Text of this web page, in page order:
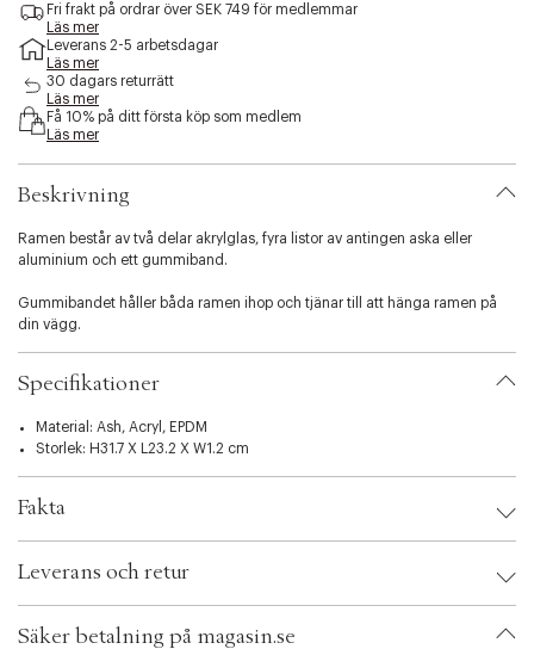
s
i
b
l
t
.
a
r
a
t
i
o
n
l
e
t
i
n
Fri frakt på ordrar över SEK 749 för medlemmar
Läs mer
Leverans 2-5 arbetsdagar
Läs mer
30 dagars returrätt
Läs mer
Få 10% på ditt första köp som medlem
Läs mer
Beskrivning
Ramen består av två delar akrylglas, fyra listor av antingen aska eller
aluminium och ett gummiband.
Gummibandet håller båda ramen ihop och tjänar till att hänga ramen på
din vägg.
Specifikationer
Material: Ash, Acryl, EPDM
Storlek: H31.7 X L23.2 X W1.2 cm
Fakta
EAN: 5713520004629
ID: AFCV32-0008
Leverans och retur
Säker betalning på magasin.se